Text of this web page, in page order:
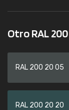
Otro RAL
RAL 200 20 05
RAL 200 20 20